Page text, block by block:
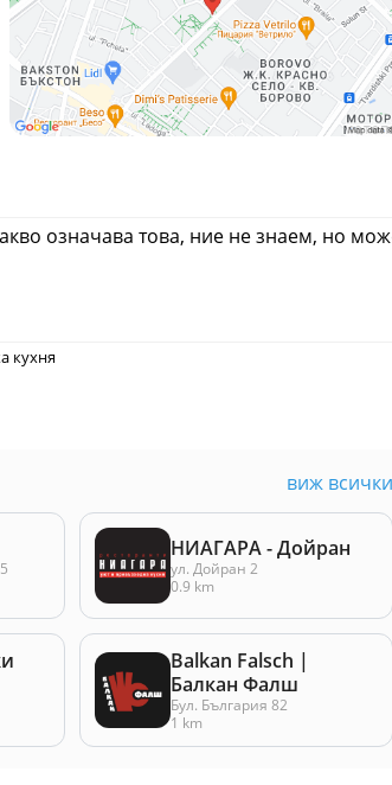
означава това, ние не знаем, но
кухня
виж всички
НИАГАРА - Дойран
ул. Дойран 2
0.9 km
Balkan Falsch |
Балкан Фалш
Бул. България 82
1 km